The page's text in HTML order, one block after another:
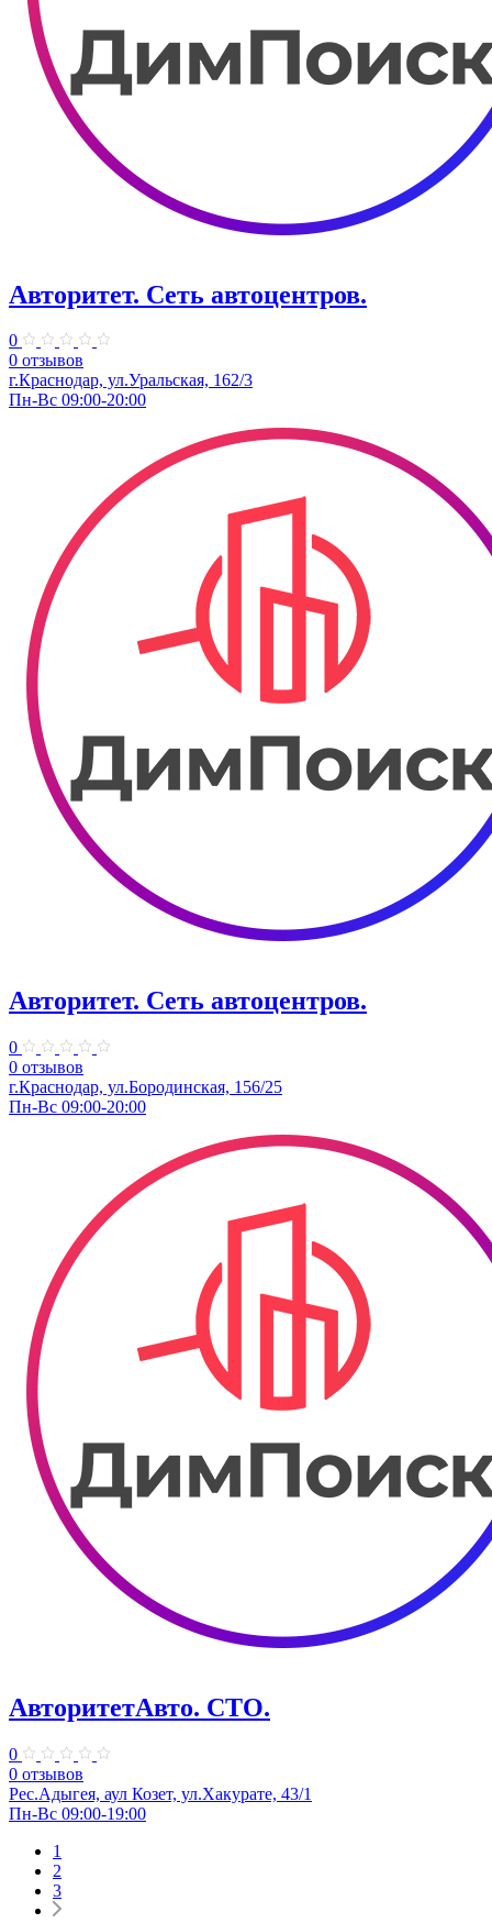
Авторитет. ​Сеть автоцентров.
0
0 отзывов
г.Краснодар, ул.Уральская, 162/3
Пн-Вс 09:00-20:00
Авторитет. ​Сеть автоцентров.
0
0 отзывов
г.Краснодар, ул.Бородинская, 156/25
Пн-Вс 09:00-20:00
АвторитетАвто. СТО.
0
0 отзывов
Рес.Адыгея, аул Козет, ул.Хакурате, 43/1
Пн-Вс 09:00-19:00
1
2
3